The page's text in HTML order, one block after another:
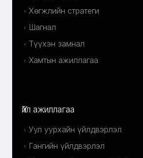
Хөгжлийн стратеги
Шагнал
Түүхэн замнал
Хамтын ажиллагаа
Үйл ажиллагаа
Уул уурхайн үйлдвэрлэл
Гангийн үйлдвэрлэл